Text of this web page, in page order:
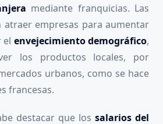
mediante franquicias. Las
atraer empresas para aumentar
el envejecimiento demográfico,
los productos locales, por
urbanos, como se hace
francesas.
destacar que los salarios del